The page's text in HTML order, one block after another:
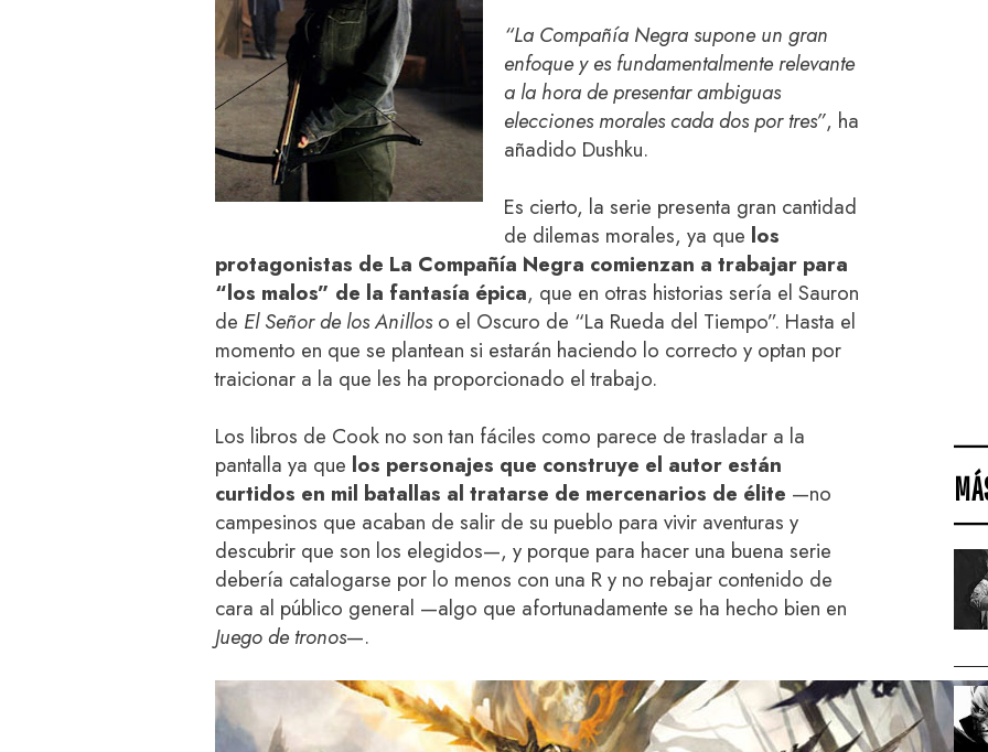
“La Compañía Negra supone un gran
enfoque y es fundamentalmente relevante
a la hora de presentar ambiguas
elecciones morales cada dos por tres”, ha
añadido Dushku.
Es cierto, la serie presenta gran cantidad
de dilemas morales, ya que los
protagonistas de La Compañía Negra comienzan a trabajar para
“los malos” de la fantasía épica, que en otras historias sería el Sauron
de El Señor de los Anilloso el Oscuro de “La Rueda del Tiempo”. Hasta el
momento en que se plantean si estarán haciendo lo correcto y optan por
traicionar a la que les ha proporcionado el trabajo.
Los libros de Cook no son tan fáciles como parece de trasladar a la
pantalla ya que los personajes que construye el autor están
curtidos en mil batallas al tratarse de mercenarios de élite —no
campesinos que acaban de salir de su pueblo para vivir aventuras y
descubrir que son los elegidos—, y porque para hacer una buena serie
debería catalogarse por lo menos con una R y no rebajar contenido de
cara al público general —algo que afortunadamente se ha hecho bien en
Juego de tronos—.